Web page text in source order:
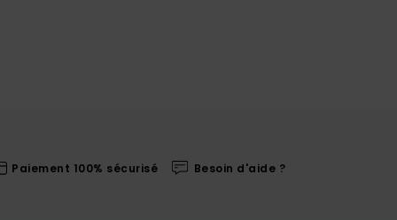
Paiement 100% sécurisé Besoin d'aide ?